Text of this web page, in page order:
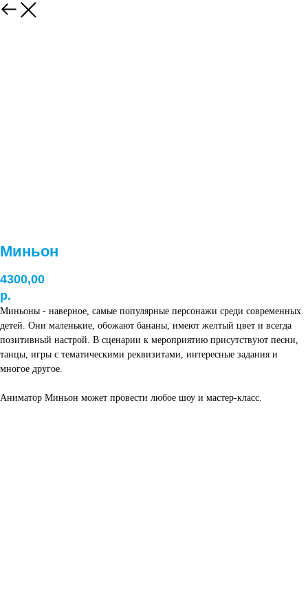
Миньон
4300,00
р.
Миньоны - наверное, самые популярные персонажи среди современных
детей. Они маленькие, обожают бананы, имеют желтый цвет и всегда
позитивный настрой. В сценарии к мероприятию присутствуют песни,
танцы, игры с тематическими реквизитами, интересные задания и
многое другое.
Аниматор Миньон может провести любое шоу и мастер-класс.